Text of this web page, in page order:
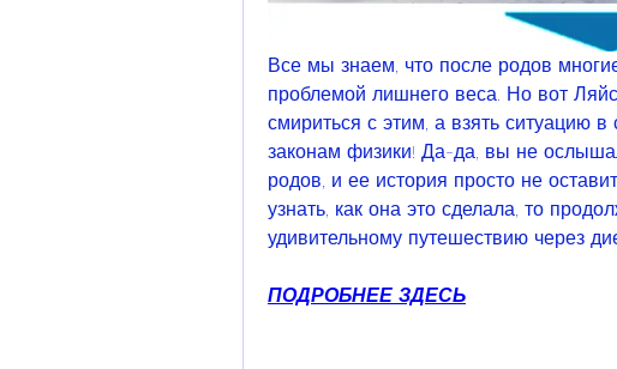
Все мы знаем, что после родов
проблемой лишнего веса. Но вот
смириться с этим, а взять ситуацию
законам физики! Да-да, вы не
родов, и ее история просто не
узнать, как она это сделала, то
удивительному путешествию через
ПОДРОБНЕЕ ЗДЕСЬ